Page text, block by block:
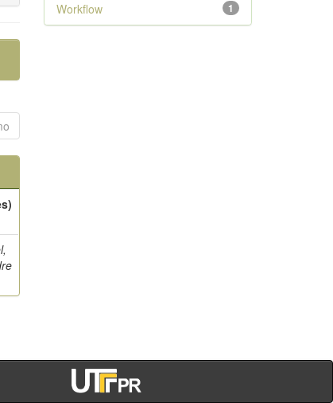
1
Workflow
- Brasil